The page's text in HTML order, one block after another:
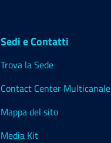
Sedi e Contatti
Trova la Sede
Contact Center Multicanale
Mappa del sito
Media Kit